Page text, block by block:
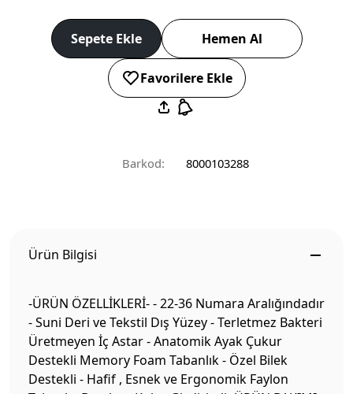
Sepete Ekle Hemen Al
Favorilere Ekle
Barkod: 8000103288
Ürün Bilgisi
-ÜRÜN ÖZELLİKLERİ- - 22-36 Numara Aralığındadır
- Suni Deri ve Tekstil Dış Yüzey - Terletmez Bakteri
Üretmeyen İç Astar - Anatomik Ayak Çukur
Destekli Memory Foam Tabanlık - Özel Bilek
Destekli - Hafif , Esnek ve Ergonomik Faylon